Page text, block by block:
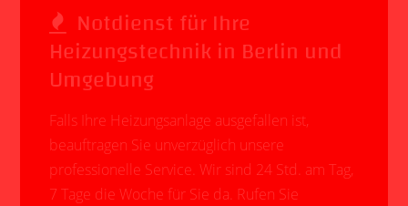
Notdienst für Ihre
Heizungstechnik in Berlin und
Umgebung
Falls Ihre Heizungsanlage ausgefallen ist,
beauftragen Sie unverzüglich unsere
professionelle Service. Wir sind 24 Std. am Tag,
7 Tage die Woche für Sie da. Rufen Sie